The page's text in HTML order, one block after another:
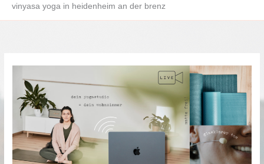
vinyasa yoga in heidenheim an der brenz